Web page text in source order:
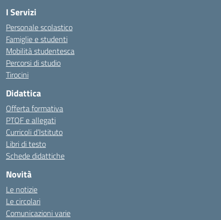
I Servizi
Personale scolastico
Famiglie e studenti
Mobilità studentesca
Percorsi di studio
Tirocini
Didattica
Offerta formativa
PTOF e allegati
Curricoli d’Istituto
Libri di testo
Schede didattiche
Novità
Le notizie
Le circolari
Comunicazioni varie